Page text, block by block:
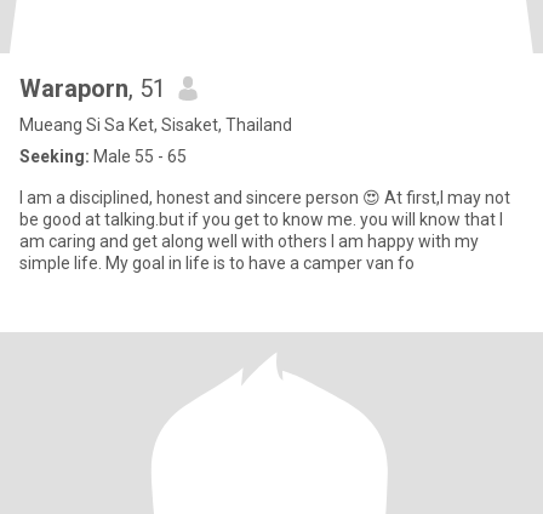
Waraporn, 51
Mueang Si Sa Ket, Sisaket, Thailand
Seeking: Male 55 - 65
I am a disciplined, honest and sincere person 😍 At first,I may not
be good at talking.but if you get to know me. you will know that I
am caring and get along well with others I am happy with my
simple life. My goal in life is to have a camper van fo